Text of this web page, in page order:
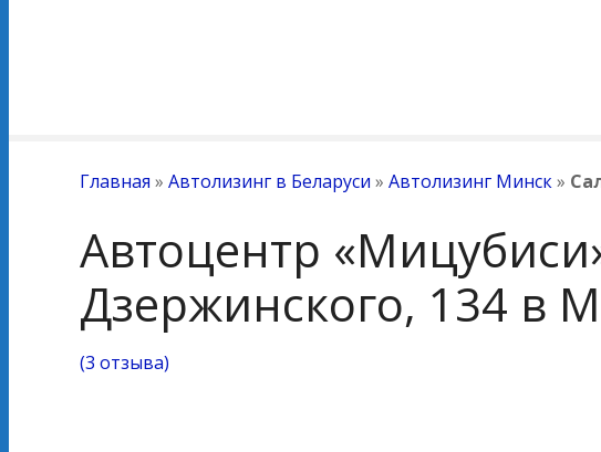
Главная » Автолизинг в Беларуси » Автолизинг Минск»
Автоцентр
Дзержинского, 134 в
(3 отзыва)